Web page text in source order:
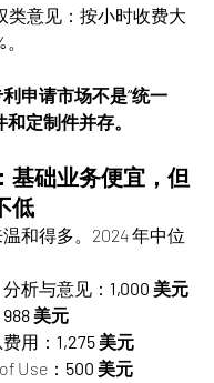
类意见：按小时收费大
。
申请市场不是“统一
定制件并存。
基础业务便宜，但
低
和得多。2024 年中位
析与意见： 1,000 美元
988 美元
用： 1,275 美元
Use： 500 美元